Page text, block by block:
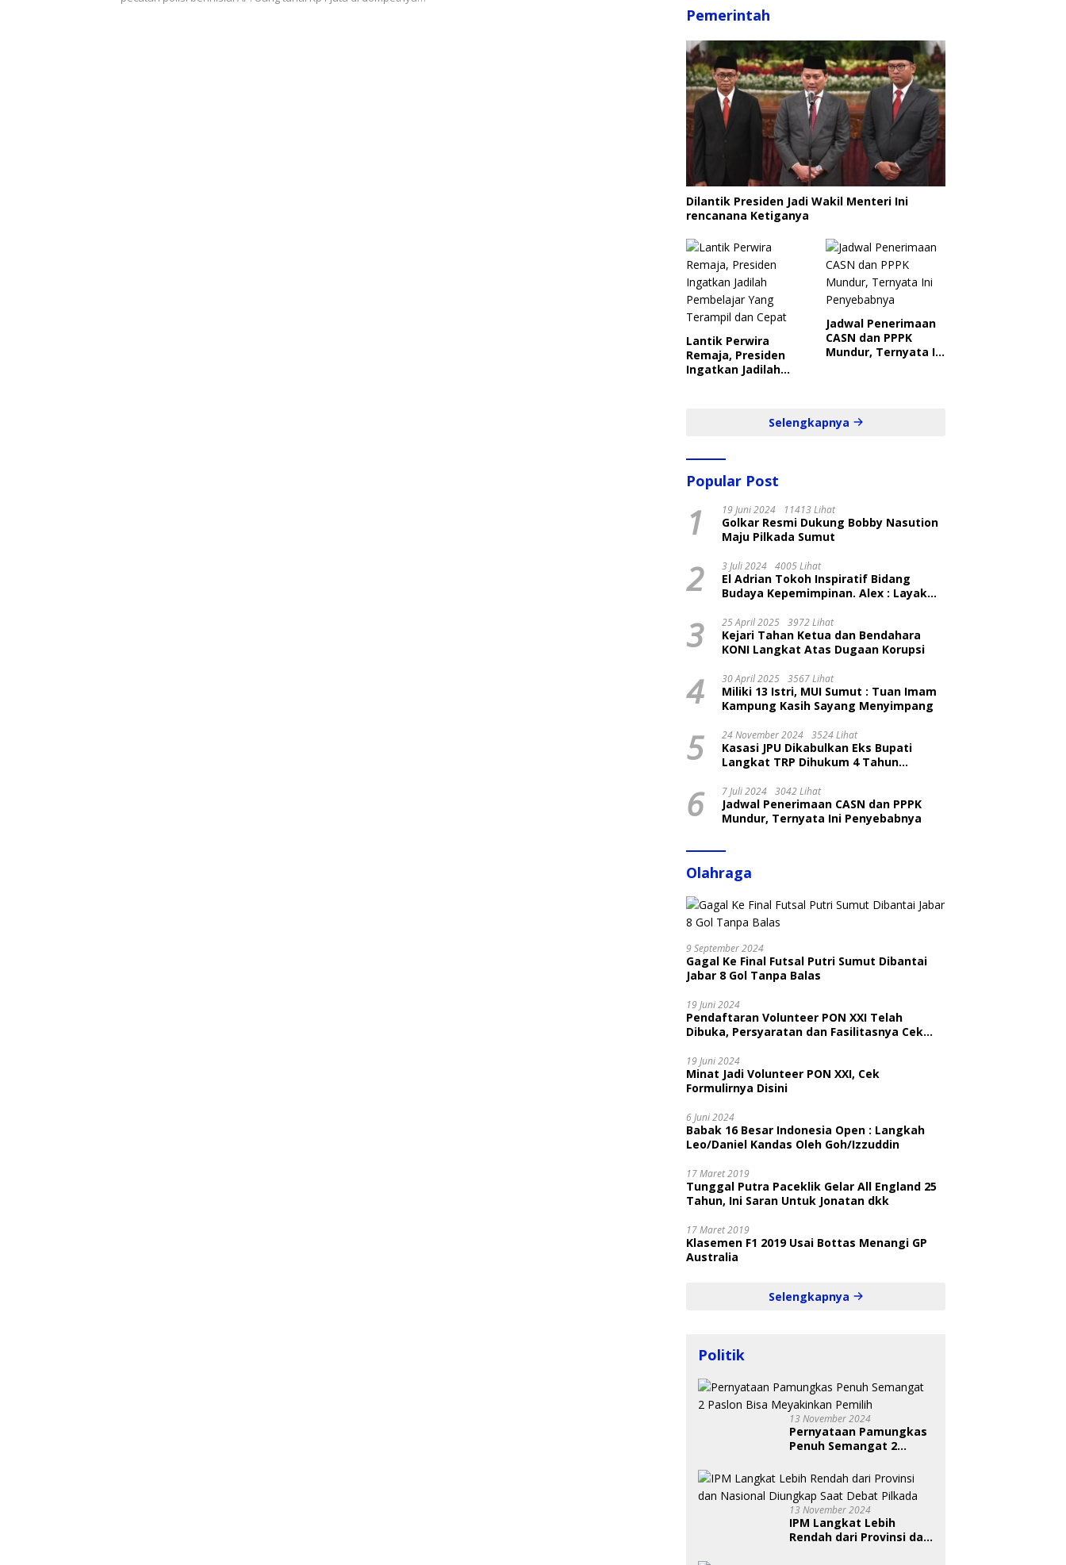
Pemerintah
Dilantik Presiden Jadi Wakil Menteri Ini
rencanana Ketiganya
Lantik Perwira
Remaja, Presiden
Ingatkan Jadilah
Jadwal Penerimaan
CASN dan PPPK
Mundur, Ternyata Ini
Selengkapnya
Popular Post
1 19 Juni 2024 11413 Lihat
Golkar Resmi Dukung Bobby Nasution
Maju Pilkada Sumut
2 3 Juli 2024 4005 Lihat
El Adrian Tokoh Inspiratif Bidang
Budaya Kepemimpinan. Alex : Layak
3 25 April 2025 3972 Lihat
Kejari Tahan Ketua dan Bendahara
KONI Langkat Atas Dugaan Korupsi
4 30 April 2025 3567 Lihat
Miliki 13 Istri, MUI Sumut : Tuan Imam
Kampung Kasih Sayang Menyimpang
5 24 November 2024 3524 Lihat
Kasasi JPU Dikabulkan Eks Bupati
Langkat TRP Dihukum 4 Tahun
6 7 Juli 2024 3042 Lihat
Jadwal Penerimaan CASN dan PPPK
Mundur, Ternyata Ini Penyebabnya
Olahraga
9 September 2024
Gagal Ke Final Futsal Putri Sumut Dibantai
Jabar 8 Gol Tanpa Balas
19 Juni 2024
Pendaftaran Volunteer PON XXI Telah
Dibuka, Persyaratan dan Fasilitasnya Cek
19 Juni 2024
Minat Jadi Volunteer PON XXI, Cek
Formulirnya Disini
6 Juni 2024
Babak 16 Besar Indonesia Open : Langkah
Leo/Daniel Kandas Oleh Goh/Izzuddin
17 Maret 2019
Tunggal Putra Paceklik Gelar All England 25
Tahun, Ini Saran Untuk Jonatan dkk
17 Maret 2019
Klasemen F1 2019 Usai Bottas Menangi GP
Australia
Selengkapnya
Politik
13 November 2024
Pernyataan Pamungkas
Penuh Semangat 2
Pemilih
13 November 2024
IPM Langkat Lebih
Rendah dari Provinsi dan